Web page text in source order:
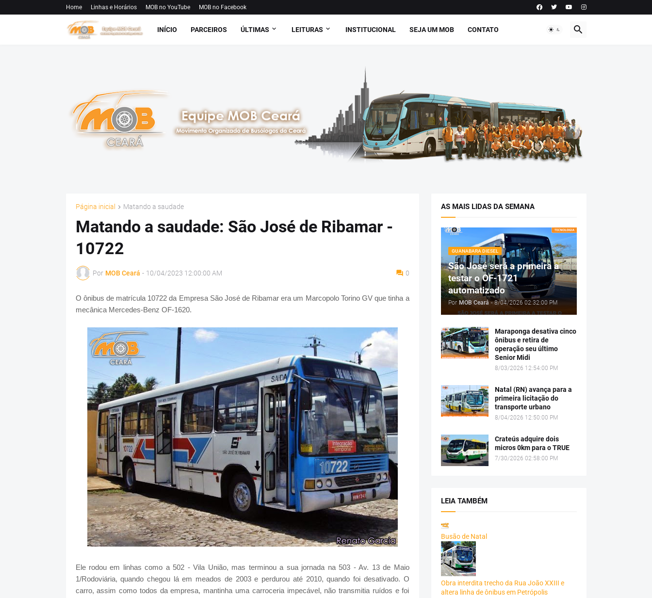
Home Linhas e Horários MOB no YouTube MOB no Facebook
INÍCIO PARCEIROS ÚLTIMAS LEITURAS INSTITUCIONAL SEJA UM MOB CONTATO
Página inicial Matando a saudade
Matando a saudade: São José de Ribamar -
10722
Por MOB Ceará - 10/04/2023 12:00:00 AM 0
O ônibus de matrícula 10722 da Empresa São José de Ribamar era um Marcopolo Torino GV que tinha a
mecânica Mercedes-Benz OF-1620.
Ele rodou em linhas como a 502 - Vila União, mas terminou a sua jornada na 503 - Av. 13 de Maio
1/Rodoviária, quando chegou lá em meados de 2003 e perdurou até 2010, quando foi desativado. O
carro, assim como todos da empresa, mantinha uma carroceria impecável, não transmitia ruídos e foi
AS MAIS LIDAS DA SEMANA
GUANABARA DIESEL
São José será a primeira a
testar o OF-1721
automatizado
Por MOB Ceará - 8/04/2026 02:32:00 PM
Maraponga desativa cinco
ônibus e retira de
operação seu último
Senior Midi
8/03/2026 12:54:00 PM
Natal (RN) avança para a
primeira licitação do
transporte urbano
8/04/2026 12:50:00 PM
Crateús adquire dois
micros 0km para o TRUE
7/30/2026 02:58:00 PM
LEIA TAMBÉM
Busão de Natal
Obra interdita trecho da Rua João XXIII e
altera linha de ônibus em Petrópolis